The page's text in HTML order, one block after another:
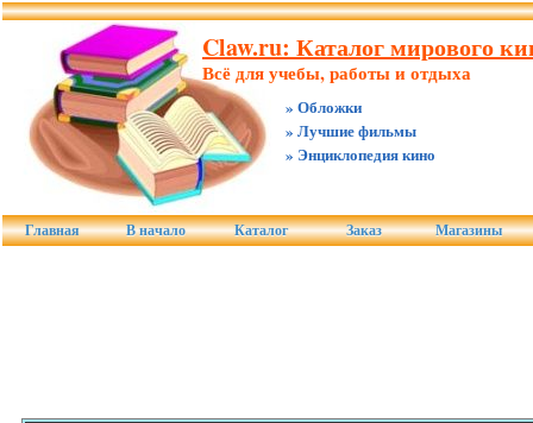
Claw.ru: Каталог мирового
Всё для учебы, работы и отдыха
» Обложки
» Лучшие фильмы
» Энциклопедия кино
Главная В начало Каталог Заказ Магазины